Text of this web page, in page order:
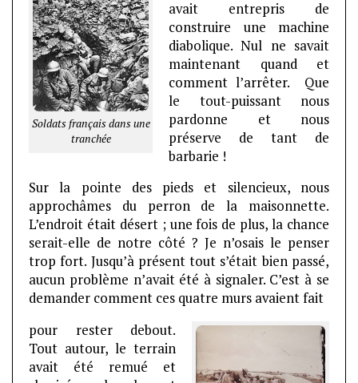
Soldats français dans une
tranchée
avait entrepris de
construire une machine
diabolique. Nul ne savait
maintenant quand et
comment l’arrêter. Que
le tout-puissant nous
pardonne et nous
préserve de tant de
barbarie !
Sur la pointe des pieds et silencieux, nous
approchâmes du perron de la maisonnette.
L’endroit était désert ; une fois de plus, la chance
serait-elle de notre côté ? Je n’osais le penser
trop fort. Jusqu’à présent tout s’était bien passé,
aucun problème n’avait été à signaler. C’est à se
demander comment ces quatre murs avaient fait
pour rester debout.
Tout autour, le terrain
avait été remué et